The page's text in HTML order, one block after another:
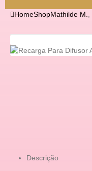
HomeShopMathilde M.
Descrição